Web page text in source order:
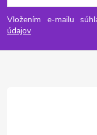
p
ä
t
Vložením e-mailu
údajov